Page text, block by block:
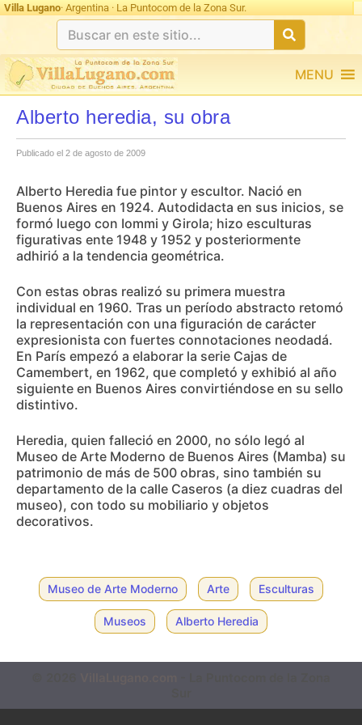
Villa Lugano· Argentina · La Puntocom de la Zona Sur.
MENU
Alberto heredia, su obra
Publicado el 2 de agosto de 2009
Alberto Heredia fue pintor y escultor. Nació en
Buenos Aires en 1924. Autodidacta en sus inicios, se
formó luego con Iommi y Girola; hizo esculturas
figurativas ente 1948 y 1952 y posteriormente
adhirió a la tendencia geométrica.
Con estas obras realizó su primera muestra
individual en 1960. Tras un período abstracto retomó
la representación con una figuración de carácter
expresionista con fuertes connotaciones neodadá.
En París empezó a elaborar la serie Cajas de
Camembert, en 1962, que completó y exhibió al año
siguiente en Buenos Aires convirtiéndose en su sello
distintivo.
Heredia, quien falleció en 2000, no sólo legó al
Museo de Arte Moderno de Buenos Aires (Mamba) su
patrimonio de más de 500 obras, sino también su
departamento de la calle Caseros (a diez cuadras del
museo), con todo su mobiliario y objetos
decorativos.
Museo de Arte Moderno Arte Esculturas
Museos Alberto Heredia